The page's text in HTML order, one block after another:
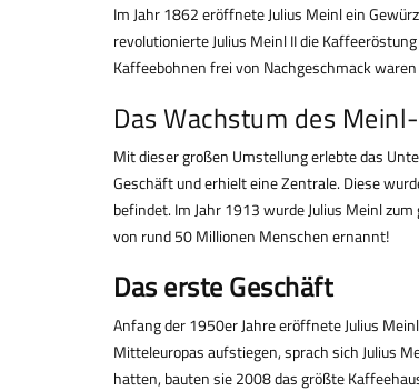
Im Jahr 1862 eröffnete Julius Meinl ein
revolutionierte Julius Meinl II die
Kaffeebohnen frei von Nachgeschmack
Das Wachstum des
Mit dieser großen Umstellung erlebte das
Geschäft und erhielt eine Zentrale. Diese
befindet. Im Jahr 1913 wurde Julius Meinl
von rund 50 Millionen Menschen ernannt!
Das erste Geschäft
Anfang der 1950er Jahre eröffnete Julius
Mitteleuropas aufstiegen, sprach sich Julius
hatten, bauten sie 2008 das größte